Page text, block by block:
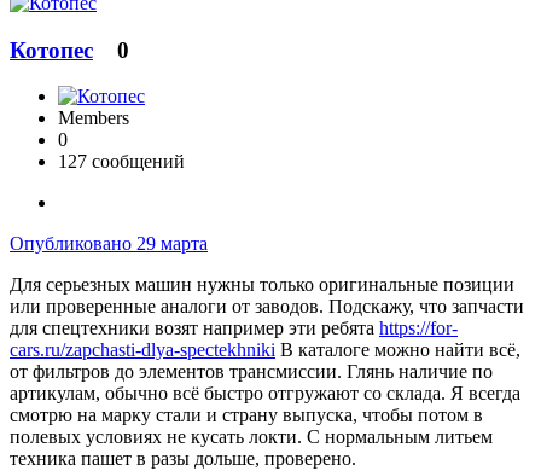
Котопес 0
Members
0
127 сообщений
Опубликовано 29 марта
Для серьезных машин нужны только оригинальные позиции
или проверенные аналоги от заводов. Подскажу, что запчасти
для спецтехники возят например эти ребята https://for-
cars.ru/zapchasti-dlya-spectekhniki В каталоге можно найти всё,
от фильтров до элементов трансмиссии. Глянь наличие по
артикулам, обычно всё быстро отгружают со склада. Я всегда
смотрю на марку стали и страну выпуска, чтобы потом в
полевых условиях не кусать локти. С нормальным литьем
техника пашет в разы дольше, проверено.